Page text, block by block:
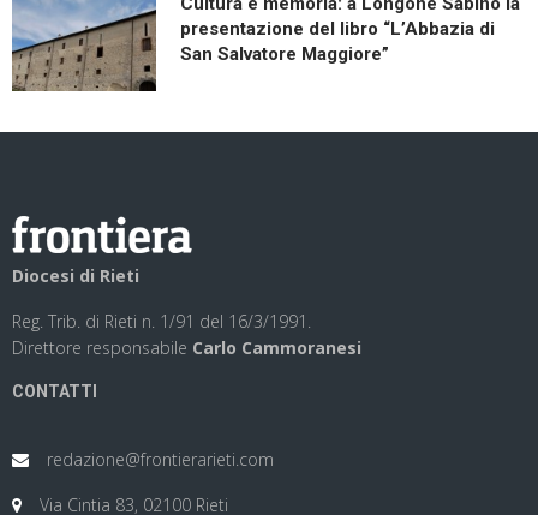
presentazione del libro “L’Abbazia di
San Salvatore Maggiore”
Diocesi di Rieti
Reg. Trib. di Rieti n. 1/91 del 16/3/1991.
Direttore responsabile Carlo Cammoranesi
CONTATTI
redazione@frontierarieti.com
Via Cintia 83, 02100 Rieti